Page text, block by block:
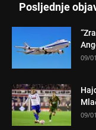
Posljednje
09/
09/